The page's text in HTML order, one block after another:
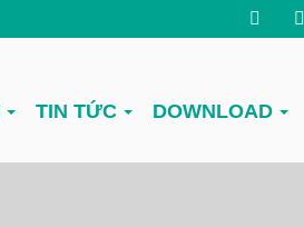
TIN TỨC DOWNLOAD